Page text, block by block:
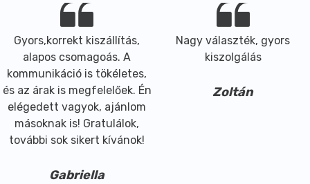
Gyors,korrekt kiszállítás,
alapos csomagoás. A
kommunikáció is tökéletes,
és az árak is megfelelőek. Én
elégedett vagyok, ajánlom
másoknak is! Gratulálok,
további sok sikert kívánok!
Gabriella
Nagy választék, gyors
kiszolgálás
Zoltán